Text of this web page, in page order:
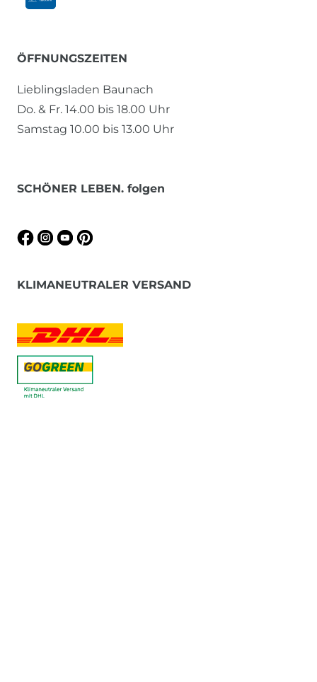
ÖFFNUNGSZEITEN
Lieblingsladen Baunach
Do. & Fr. 14.00 bis 18.00 Uhr
Samstag 10.00 bis 13.00 Uhr
SCHÖNER LEBEN. folgen
KLIMANEUTRALER VERSAND